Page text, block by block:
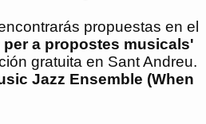
propuestas en el
a propostes musicals'
gratuita en Sant Andreu.
Jazz Ensemble (When